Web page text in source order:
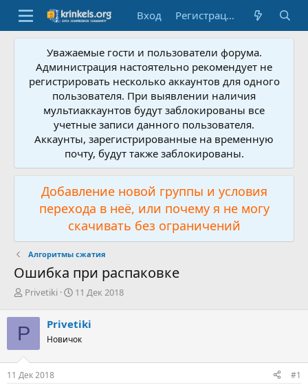
Вход Регистрация
Уважаемые гости и пользователи форума.
Администрация настоятельно рекомендует не
регистрировать несколько аккаунтов для одного
пользователя. При выявлении наличия
мультиаккаунтов будут заблокированы все
учетные записи данного пользователя.
Аккаунты, зарегистрированные на временную
почту, будут также заблокированы.
Добавление новой группы и условия
перехода в неё, или почему я не могу
скачивать без ограничений
Алгоритмы сжатия
Ошибка при распаковке
А
т
о
т
е
м
Privetiki
Д
а
н
ч
11 Дек 2018
P Privetiki
Новичок
11 Дек 2018 #1